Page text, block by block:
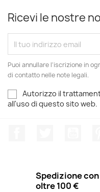
Ricevi le nostre
Puoi annullare l'iscrizione in
di contatto nelle note legali.
Autorizzo il
all'uso di questo sito web.
Spedizione
oltre 100 €